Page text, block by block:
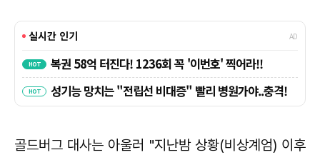
골드버그 대사는 아울러 "지난밤 상황(비상계엄) 이후